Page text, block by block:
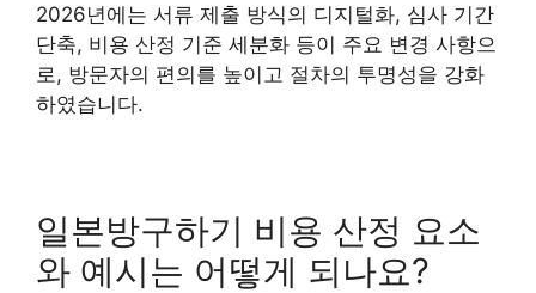
2026년에는 서류 제출 방식의 디지털화, 심사 기간
단축, 비용 산정 기준 세분화 등이 주요 변경 사항으
로, 방문자의 편의를 높이고 절차의 투명성을 강화
하였습니다.
일본방구하기 비용 산정 요소
와 예시는 어떻게 되나요?